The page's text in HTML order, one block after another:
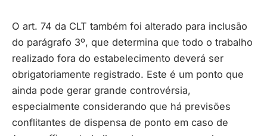
O art. 74 da CLT também foi alterado para inclusão
do parágrafo 3º, que determina que todo o trabalho
realizado fora do estabelecimento deverá ser
obrigatoriamente registrado. Este é um ponto que
ainda pode gerar grande controvérsia,
especialmente considerando que há previsões
conflitantes de dispensa de ponto em caso de